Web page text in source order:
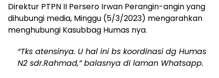
Direktur PTPN II Persero Irwan Perangin-angin yang
dihubungi media, Minggu (5/3/2023) mengarahkan
menghubungi Kasubbag Humas nya.
“Tks atensinya. U hal ini bs koordinasi dg Humas
N2 sdr.Rahmad,” balasnya di laman Whatsapp.